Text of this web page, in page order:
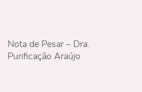
Nota de Pesar – Dra.
Purificação Araújo